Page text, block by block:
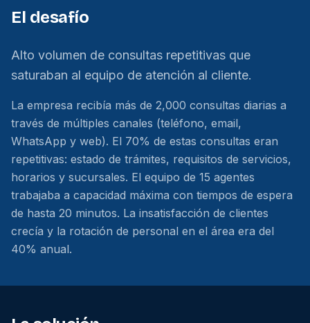
El desafío
Alto volumen de consultas repetitivas que
saturaban al equipo de atención al cliente.
La empresa recibía más de 2,000 consultas diarias a
través de múltiples canales (teléfono, email,
WhatsApp y web). El 70% de estas consultas eran
repetitivas: estado de trámites, requisitos de servicios,
horarios y sucursales. El equipo de 15 agentes
trabajaba a capacidad máxima con tiempos de espera
de hasta 20 minutos. La insatisfacción de clientes
crecía y la rotación de personal en el área era del
40% anual.